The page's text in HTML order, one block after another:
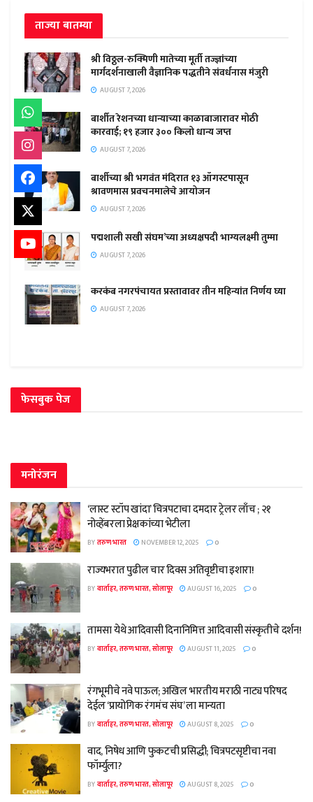
ताज्या बातम्या
श्री विठ्ठल-रुक्मिणी मातेच्या मूर्ती तज्ज्ञांच्या
मार्गदर्शनाखाली वैज्ञानिक पद्धतीने संवर्धनास मंजुरी
AUGUST 7, 2026
बार्शीत रेशनच्या धान्याच्या काळाबाजारावर मोठी
कारवाई; १९ हजार ३०० किलो धान्य जप्त
AUGUST 7, 2026
बार्शीच्या श्री भगवंत मंदिरात १३ ऑगस्टपासून
श्रावणमास प्रवचनमालेचे आयोजन
AUGUST 7, 2026
पद्मशाली सखी संघम’च्या अध्यक्षपदी भाग्यलक्ष्मी तुम्मा
AUGUST 7, 2026
करकंब नगरपंचायत प्रस्तावावर तीन महिन्यांत निर्णय घ्या
AUGUST 7, 2026
फेसबुक पेज
मनोरंजन
‘लास्ट स्टॉप खांदा’ चित्रपटाचा दमदार ट्रेलर लाँच ; २१
नोव्हेंबरला प्रेक्षकांच्या भेटीला
BYतरुण भारत NOVEMBER 12, 2025 0
राज्यभरात पुढील चार दिवस अतिवृष्टीचा इशारा!
BYवार्ताहर, तरुण भारत, सोलापूर AUGUST 16, 2025 0
तामसा येथे आदिवासी दिनानिमित्त आदिवासी संस्कृतीचे दर्शन!
BYवार्ताहर, तरुण भारत, सोलापूर AUGUST 11, 2025 0
रंगभूमीचे नवे पाऊल; अखिल भारतीय मराठी नाट्य परिषद
देईल ‘प्रायोगिक रंगमंच संघ’ ला मान्यता
BYवार्ताहर, तरुण भारत, सोलापूर AUGUST 8, 2025 0
वाद, निषेध आणि फुकटची प्रसिद्धी; चित्रपटसृष्टीचा नवा
फॉर्म्युला?
BYवार्ताहर, तरुण भारत, सोलापूर AUGUST 8, 2025 0